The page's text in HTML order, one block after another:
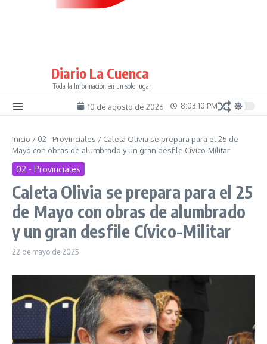
Diario La Cuenca
Toda la Información en un solo lugar
10 de agosto de 2026 8:03:10 PM
Inicio / 02 - Provinciales / Caleta Olivia se prepara para el 25 de
Mayo con obras de alumbrado y un gran desfile Cívico-Militar
02 - Provinciales
Caleta Olivia se prepara para el 25
de Mayo con obras de alumbrado
y un gran desfile Cívico-Militar
22 de mayo de 2025